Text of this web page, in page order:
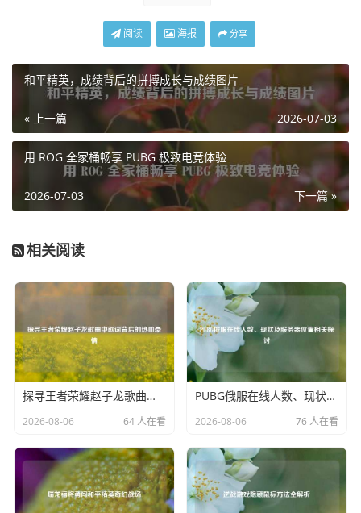
北的青训营一步一步成长起来，逐渐走向全国乃至国际赛事
出,从而获得了加入职业战队的机会。
随着电竞行业的蓬勃发展，湖北对于电竞人才的培养体系也
在不断完善，越来越多的年轻人受到身边电竞氛围的影响，
投身于英雄联盟的训练中，期望有朝一日能成为职业选手，
代表湖北电竞闯出一片天，相信在未来，湖北还会涌现出更
多优秀的英雄联盟选手，为电竞事业增添光彩。
阅读 海报 分享
和平精英，成绩背后的拼搏成长与成绩图片
« 上一篇 2026-07-03
用 ROG 全家桶畅享 PUBG 极致电竞体验
下一篇 »
2026-07-03
相关阅读
探寻王者荣耀赵子龙歌曲中歌词背后的热血豪情
2026-08-06 64 人在看
PUBG俄服在线人数、现状及服务器位置相关探讨
2026-08-06 76 人在看